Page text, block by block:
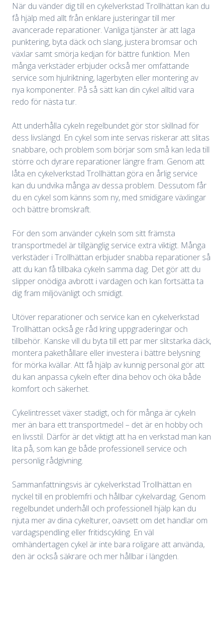
När du vänder dig till en cykelverkstad Trollhättan kan du
få hjälp med allt från enklare justeringar till mer
avancerade reparationer. Vanliga tjänster är att laga
punktering, byta däck och slang, justera bromsar och
växlar samt smörja kedjan för bättre funktion. Men
många verkstäder erbjuder också mer omfattande
service som hjulriktning, lagerbyten eller montering av
nya komponenter. På så sätt kan din cykel alltid vara
redo för nästa tur.
Att underhålla cykeln regelbundet gör stor skillnad för
dess livslängd. En cykel som inte servas riskerar att slitas
snabbare, och problem som börjar som små kan leda till
större och dyrare reparationer längre fram. Genom att
låta en cykelverkstad Trollhättan göra en årlig service
kan du undvika många av dessa problem. Dessutom får
du en cykel som känns som ny, med smidigare växlingar
och bättre bromskraft.
För den som använder cykeln som sitt främsta
transportmedel är tillgänglig service extra viktigt. Många
verkstäder i Trollhättan erbjuder snabba reparationer så
att du kan få tillbaka cykeln samma dag. Det gör att du
slipper onödiga avbrott i vardagen och kan fortsätta ta
dig fram miljövänligt och smidigt.
Utöver reparationer och service kan en cykelverkstad
Trollhättan också ge råd kring uppgraderingar och
tillbehör. Kanske vill du byta till ett par mer slitstarka däck,
montera pakethållare eller investera i bättre belysning
för mörka kvällar. Att få hjälp av kunnig personal gör att
du kan anpassa cykeln efter dina behov och öka både
komfort och säkerhet.
Cykelintresset växer stadigt, och för många är cykeln
mer än bara ett transportmedel – det är en hobby och
en livsstil. Därför är det viktigt att ha en verkstad man kan
lita på, som kan ge både professionell service och
personlig rådgivning.
Sammanfattningsvis är cykelverkstad Trollhättan en
nyckel till en problemfri och hållbar cykelvardag. Genom
regelbundet underhåll och professionell hjälp kan du
njuta mer av dina cykelturer, oavsett om det handlar om
vardagspendling eller fritidscykling. En väl
omhändertagen cykel är inte bara roligare att använda,
den är också säkrare och mer hållbar i längden.